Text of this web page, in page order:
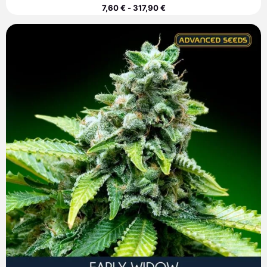
7,60€ - 317,90€
de
precios:
desde
7,60 €
hasta
313,40 €